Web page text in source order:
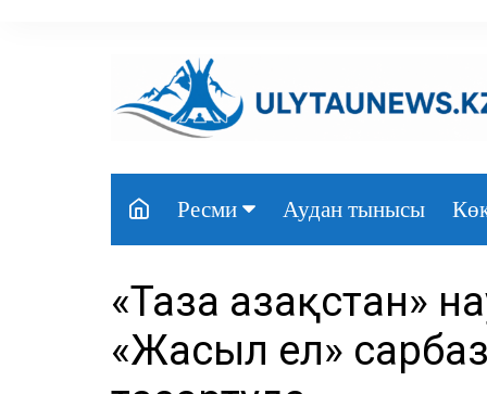
Ресми
Үкімет
Парламент
Аудан тынысы
«Таза Қазақстан»
«Жасыл ел»